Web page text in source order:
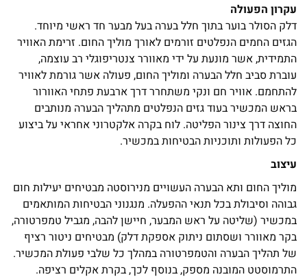
עקרון הפעולה
דלק הסולר בוער בתוך חלל בערה בעל מבער חד ראשי מיוחד.
הגזים החמים הנפלטים זורמים לאורך מוליך החום. זרימת האוויר
התמידית, אשר מונעת על ידי מאוורר צנטריפוגלי רב עוצמה,
עוברת סביב חלל הבערה ומוליך החום, פעולה אשר גורמת לאוויר
להתחמם. אוויר חם ונקי משתחרר דרך ארבעת פתחי האוורור
בראש המכשיר בעוד גזים הנפלטים מתהליך הבערה מנותבים
החוצה דרך צינור הפליטה. לוח בקרה אלקטרוני אחראי על ביצוע
כל הפעולות ותוכניות הבטיחות במכשיר.
עיצוב
מוליך החום ותא הבערה העשויים מנירוסטה מבטיחים יעילות חום
גבוהה וסיבולת בכל תנאי ההפעלה. מנגנוני הבטיחות המותאמים
במכשיר (שליטה על ראש המבער, חיישן להבה, מגביל טמפרטורה,
בקר מאוורר ושסתום ניתוק אספקת דלק) מבטיחים ניטור רציף
של תהליך הבערה והטמפרטורה במהלך כל שלבי פעולת המכשיר.
התרמוסטט המובנה מספק, בנוסף לכך, בקרת אקלים רציפה.